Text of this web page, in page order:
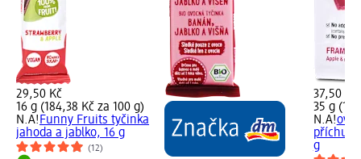
29,50 Kč
16 g (184,38 Kč za 100 g)
N.A!Funny Fruits tyčinka
jahoda a jablko, 16 g
(12)
37,50 Kč
35 g
N.A!
příchutí
g